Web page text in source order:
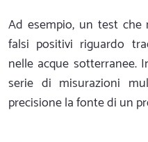
Ad esempio, un test
falsi positivi riguardo
nelle acque sotterranee.
serie di misurazioni
precisione la fonte di un